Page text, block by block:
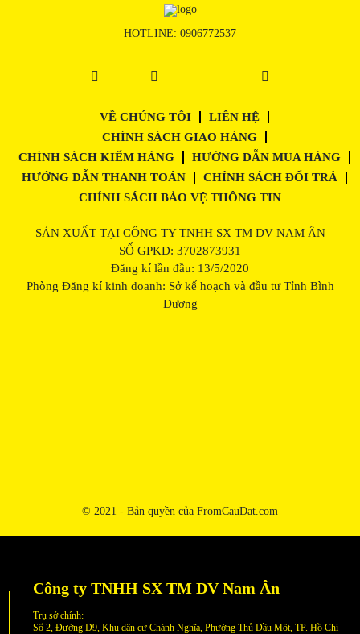
HOTLINE: 0906772537
VỀ CHÚNG TÔI
LIÊN HỆ
CHÍNH SÁCH GIAO HÀNG
CHÍNH SÁCH KIỂM HÀNG
HƯỚNG DẪN MUA HÀNG
HƯỚNG DẪN THANH TOÁN
CHÍNH SÁCH ĐỔI TRẢ
CHÍNH SÁCH BẢO VỆ THÔNG TIN
SẢN XUẤT TẠI CÔNG TY TNHH SX TM DV NAM ÂN
SỐ GPKD: 3702873931
Đăng kí lần đầu: 13/5/2020
Phòng Đăng kí kinh doanh: Sở kế hoạch và đầu tư Tỉnh Bình
Dương
© 2021 - Bản quyền của FromCauDat.com
Công ty TNHH SX TM DV Nam Ân
Trụ sở chính:
Số 2, Đường D9, Khu dân cư Chánh Nghĩa, Phường Thủ Dầu Một, TP. Hồ Chí